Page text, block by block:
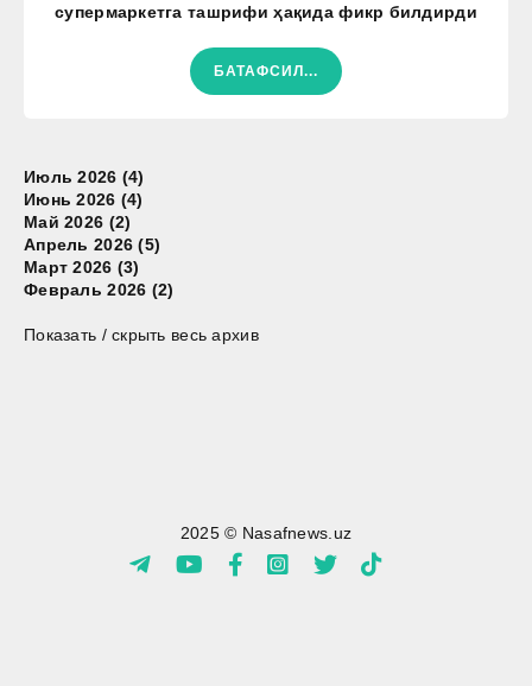
супермаркетга ташрифи ҳақида фикр билдирди
БАТАФСИЛ...
Июль 2026 (4)
Июнь 2026 (4)
Май 2026 (2)
Апрель 2026 (5)
Март 2026 (3)
Февраль 2026 (2)
Показать / скрыть весь архив
2025 © Nasafnews.uz